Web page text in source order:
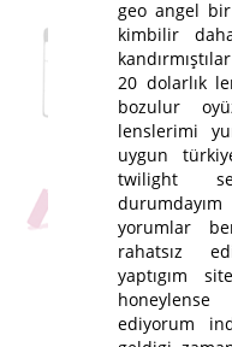
geo angel
kimbilir
20 dolarlık
bozulur
lenslerimi
uygun
twilight
yorumlar
rahatsız
yaptıgım
ediyorum